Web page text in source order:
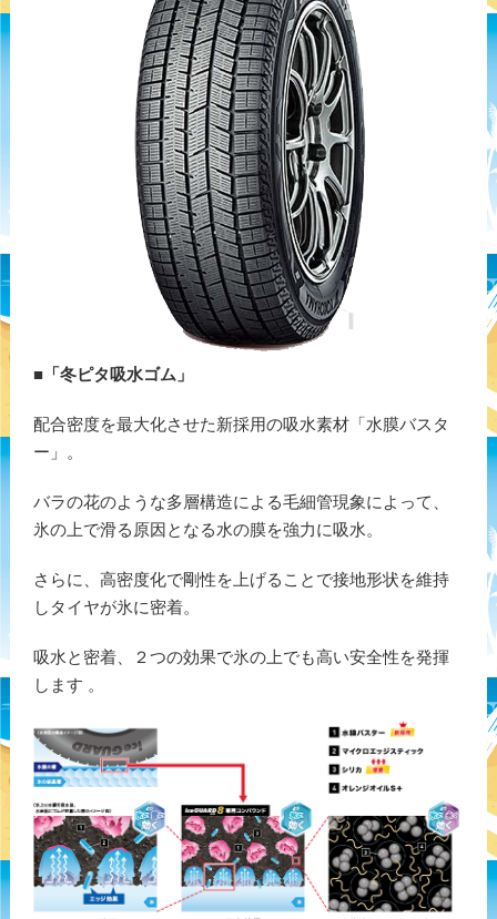
■「冬ピタ吸水ゴム」
配合密度を最大化させた新採用の吸水素材「水膜バスタ
ー」。
バラの花のような多層構造による毛細管現象によって、
氷の上で滑る原因となる水の膜を強力に吸水。
さらに、高密度化で剛性を上げることで接地形状を維持
しタイヤが氷に密着。
吸水と密着、２つの効果で氷の上でも高い安全性を発揮
します 。